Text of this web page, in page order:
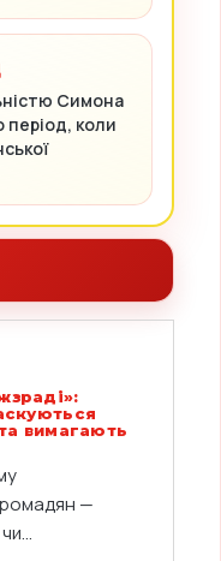
Симона
коли
вимагають
—